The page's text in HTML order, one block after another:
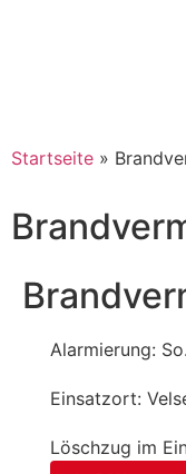
Startseite »
Alarmierung:
Einsatzort:
Löschzug im